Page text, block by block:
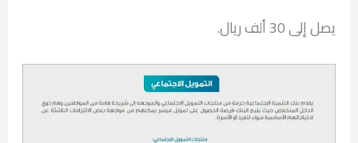
يصل إلى 30 ألف ريال.